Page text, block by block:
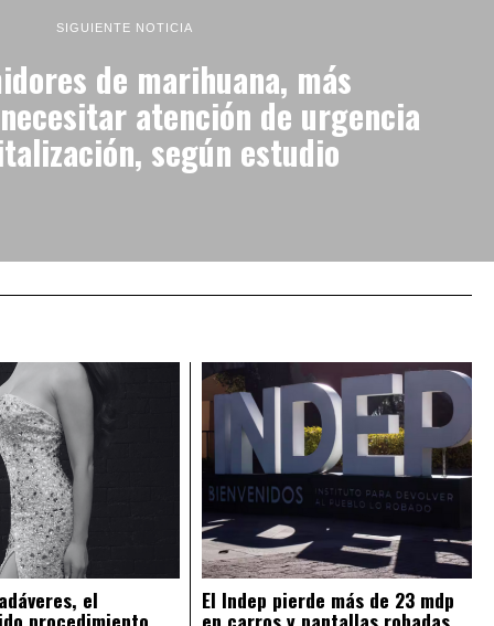
SIGUIENTE NOTICIA
de marihuana, más
atención de urgencia
según estudio
el
procedimiento
El Indep pierde más de 23 mdp
en carros y pantallas robadas